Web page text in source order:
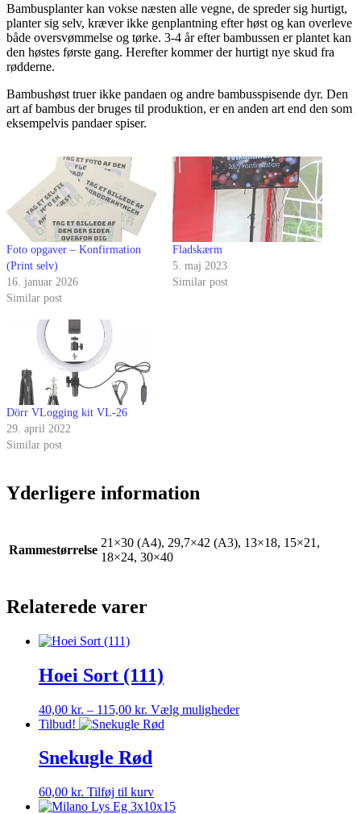
Bambusplanter kan vokse næsten alle vegne, de spreder sig hurtigt,
planter sig selv, kræver ikke genplantning efter høst og kan overleve
både oversvømmelse og tørke. 3-4 år efter bambussen er plantet kan
den høstes første gang. Herefter kommer der hurtigt nye skud fra
rødderne.
Bambushøst truer ikke pandaen og andre bambusspisende dyr. Den
art af bambus der bruges til produktion, er en anden art end den som
eksempelvis pandaer spiser.
Foto opgaver – Konfirmation
(Print selv)
16. januar 2026
Similar post
Fladskærm
5. maj 2023
Similar post
Dörr VLogging kit VL-26
29. april 2022
Similar post
Yderligere information
Rammestørrelse
21×30 (A4), 29,7×42 (A3), 13×18, 15×21,
18×24, 30×40
Relaterede varer
Hoei Sort (111)
40,00 kr. – 115,00 kr. Prisinterval:
40,00 kr.
115,00 kr.
Vælg mulighederDette
Tilbud!
Snekugle Rød
60,00 kr. Tilføj til kurv